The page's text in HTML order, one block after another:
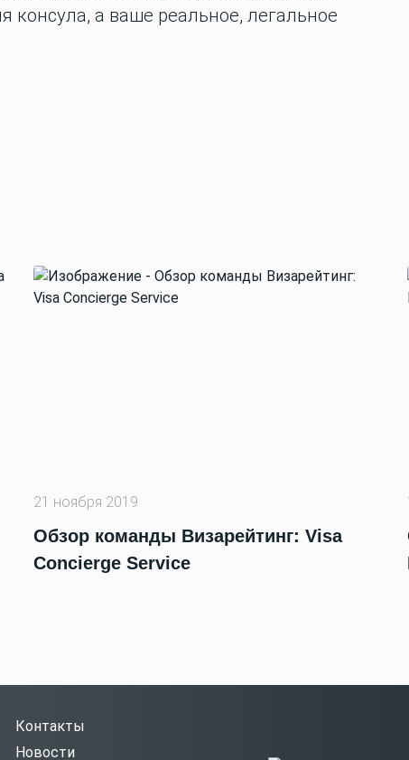
консула, а ваше реальное, легальное
21 ноября 2019
Обзор команды Визарейтинг: Visa
Concierge Service
Контакты
Новости